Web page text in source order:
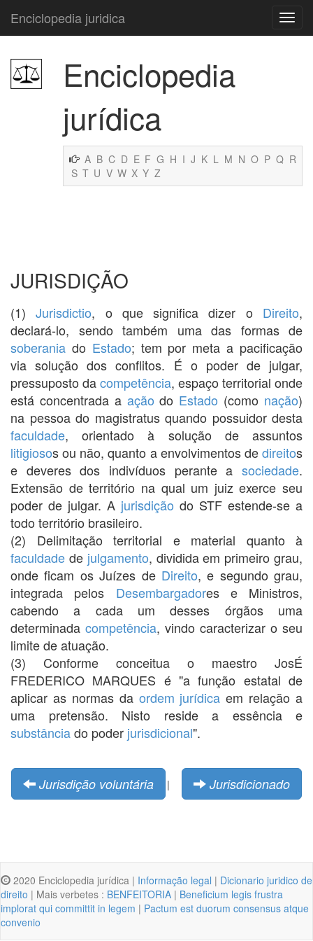
Enciclopedia juridica
Enciclopedia
jurídica
A B C D E F G H I J K L M N O P Q R
S T U V W X Y Z
JURISDIÇÃO
(1)Jurisdictio, o que significa dizer o Direito,
declará-lo, sendo também uma das formas de
soberania do Estado; tem por meta a pacificação
via solução dos conflitos. É o poder de julgar,
pressuposto dacompetência, espaço territorial onde
está concentrada a ação do Estado (como nação)
na pessoa do magistratus quando possuidor desta
faculdade, orientado à solução de assuntos
litigiosos ou não, quanto a envolvimentos dedireitos
e deveres dos indivíduos perante a sociedade.
Extensão de território na qual um juiz exerce seu
poder de julgar. A jurisdição do STF estende-se a
todo território brasileiro.
(2) Delimitação territorial e material quanto à
faculdade de julgamento, dividida em primeiro grau,
onde ficam os Juízes de Direito, e segundo grau,
integrada pelos Desembargadores e Ministros,
cabendo a cada um desses órgãos uma
determinada competência, vindo caracterizar o seu
limite de atuação.
(3) Conforme conceitua o maestro JosÉ
FREDERICO MARQUES é "a função estatal de
aplicar as normas da ordem jurídica em relação a
uma pretensão. Nisto reside a essência e
substânciado poder jurisdicional".
Jurisdição voluntária | Jurisdicionado
2020 Enciclopedia jurídica | Informação legal | Dicionario juridico de
direito | Mais verbetes : BENFEITORIA | Beneficium legis frustra
implorat qui committit in legem | Pactum est duorum consensus atque
convenio